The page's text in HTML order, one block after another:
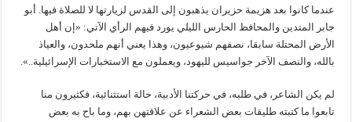
عندما كانوا بعد هزيمة حزيران يذهبون إلى القدس لزيارتها لا للصلاة فيها. أبو
جابر المتدين والمحافظ الحارس الليلي يورد فيهم الرأي الآتي: «إن أهل
الأرض المحتلة سابقا، نصفهم شيوعيون، وهذا يعني أنهم ملحدون، والعياذ
بالله، والنصف الآخر جواسيس لليهود، ويعملون مع الاستخبارات الإسرائيلية..».
لم يكن الشاعر، في طلبه، في حركتنا الأدبية، حالة استثنائية، فكثيرون منا
تابعوا ما كتبته طليقات بعض الشعراء عن علاقتهن بهم، وما باح به بعض